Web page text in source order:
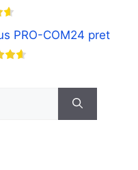
PRO-COM24 pret